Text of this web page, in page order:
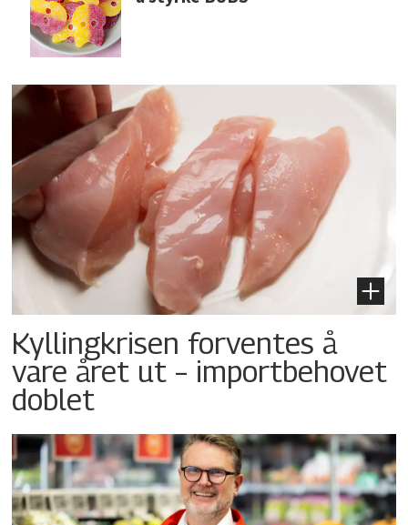
Kyllingkrisen forventes å
vare året ut – importbehovet
doblet